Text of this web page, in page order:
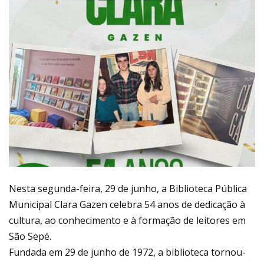
Nesta segunda-feira, 29 de junho, a Biblioteca Pública
Municipal Clara Gazen celebra 54 anos de dedicação à
cultura, ao conhecimento e à formação de leitores em
São Sepé.
Fundada em 29 de junho de 1972, a biblioteca tornou-